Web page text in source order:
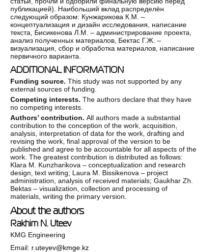
публикацией). Наибольший вклад распределён
следующий образом: Кунжарикова К.М. –
концептуализация и дизайн исследования, написание
текста, Бисикенова Л.М. – администрирование проекта,
анализ полученных материалов, Бектас Г.Ж. –
визуализация, сбор и обработка материалов, написание
первичного варианта.
ADDITIONAL INFORMATION
Funding source.This study was not supported by any
external sources of funding.
Competing interests. The authors declare that they have
no competing interests.
Authors’ contribution.All authors made a substantial
contribution to the conception of the work, acquisition,
analysis, interpretation of data for the work, drafting and
revising the work, final approval of the version to be
published and agree to be accountable for all aspects of the
work. The greatest contribution is distributed as follows:
Klara M. Kunzharikova – conceptualization and research
design, text writing; Laura M. Bissikenova – project
administration, analysis of received materials; Gaukhar Zh.
Bektas – visualization, collection and processing of
materials, writing the primary version.
About the authors
Rakhim N. Uteev
KMG Engineering
Email: r.uteyev@kmge.kz